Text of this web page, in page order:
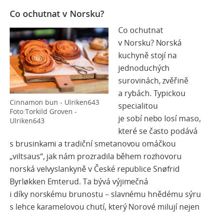
Co ochutnat v Norsku?
Cinnamon bun - Ulriken643
Foto:Torkild Groven -
Ulriken643
Co ochutnat
v Norsku? Norská
kuchyně stojí na
jednoduchých
surovinách, zvěřině
a rybách. Typickou
specialitou
je sobínebo losí maso,
které se často podává
s brusinkami a tradiční smetanovou omáčkou
„viltsaus“, jak nám prozradila během rozhovoru
norská velvyslankyně v České republice Snøfrid
Byrløkken Emterud. Ta bývá výjimečná
i díky norskému brunostu – slavnému hnědému sýru
s lehce karamelovou chutí, který Norové milují nejen